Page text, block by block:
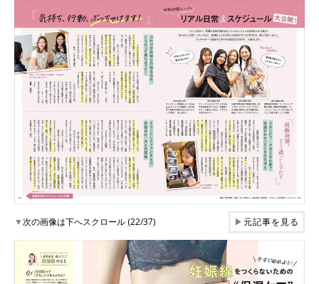
▼次の画像は下へスクロール (22/37) ▶元記事を見る